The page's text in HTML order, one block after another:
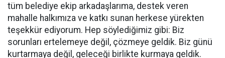
tüm belediye ekip arkadaşlarıma, destek veren
mahalle halkımıza ve katkı sunan herkese yürekten
teşekkür ediyorum. Hep söylediğimiz gibi: Biz
sorunları ertelemeye değil, çözmeye geldik. Biz günü
kurtarmaya değil, geleceği birlikte kurmaya geldik.